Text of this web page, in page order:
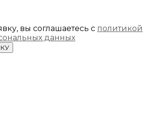
вы соглашаетесь с политикой
данных